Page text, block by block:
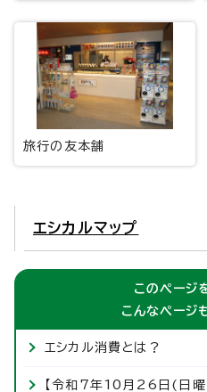
旅行の友本舗
エシカルマップ
このページ
こんなページ
エシカル消費とは？
【令和7年10月26日(日曜)